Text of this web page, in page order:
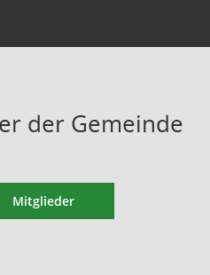
der Gemeinde
Mitglieder